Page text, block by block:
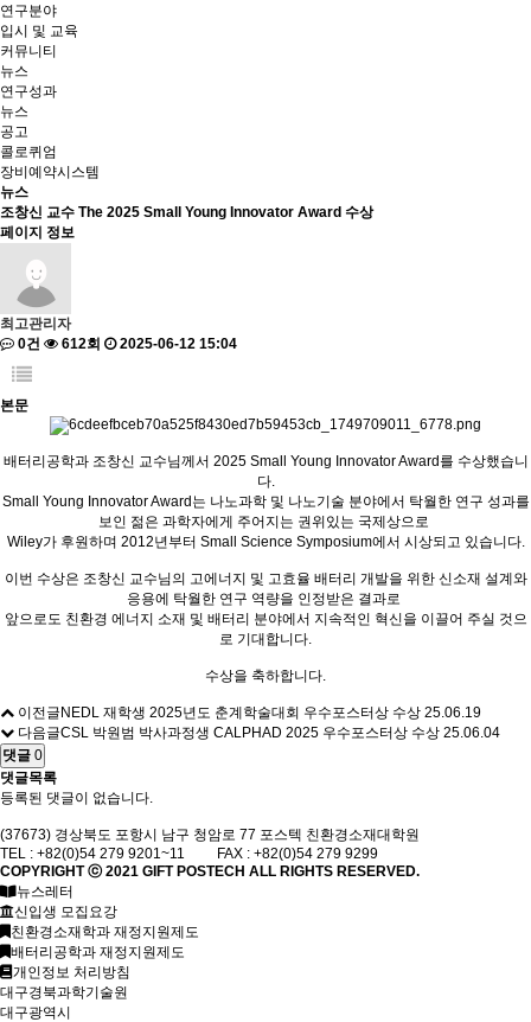
연구분야
입시 및 교육
커뮤니티
뉴스
연구성과
뉴스
공고
콜로퀴엄
장비예약시스템
뉴스
조창신 교수 The 2025 Small Young Innovator Award 수상
페이지 정보
최고관리자
0건
612회 2025-06-12 15:04
본문
배터리공학과 조창신 교수님께서 2025 Small Young Innovator Award를 수상했습니
다.
Small Young Innovator Award는 나노과학 및 나노기술 분야에서 탁월한 연구 성과를
보인 젊은 과학자에게 주어지는 권위있는 국제상으로
Wiley가 후원하며 2012년부터 Small Science Symposium에서 시상되고 있습니다.
이번 수상은 조창신 교수님의 고에너지 및 고효율 배터리 개발을 위한 신소재 설계와
응용에 탁월한 연구 역량을 인정받은 결과로
앞으로도 친환경 에너지 소재 및 배터리 분야에서 지속적인 혁신을 이끌어 주실 것으
로 기대합니다.
수상을 축하합니다.
이전글 NEDL 재학생 2025년도 춘계학술대회 우수포스터상 수상 25.06.19
다음글CSL 박원범 박사과정생 CALPHAD 2025 우수포스터상 수상 25.06.04
댓글 0
댓글목록
등록된 댓글이 없습니다.
(37673) 경상북도 포항시 남구 청암로 77 포스텍 친환경소재대학원
TEL : +82(0)54 279 9201~11 FAX : +82(0)54 279 9299
COPYRIGHT ⓒ 2021 GIFTPOSTECH ALL RIGHTS RESERVED.
뉴스레터
신입생 모집요강
친환경소재학과 재정지원제도
배터리공학과 재정지원제도
개인정보 처리방침
대구경북과학기술원
대구광역시